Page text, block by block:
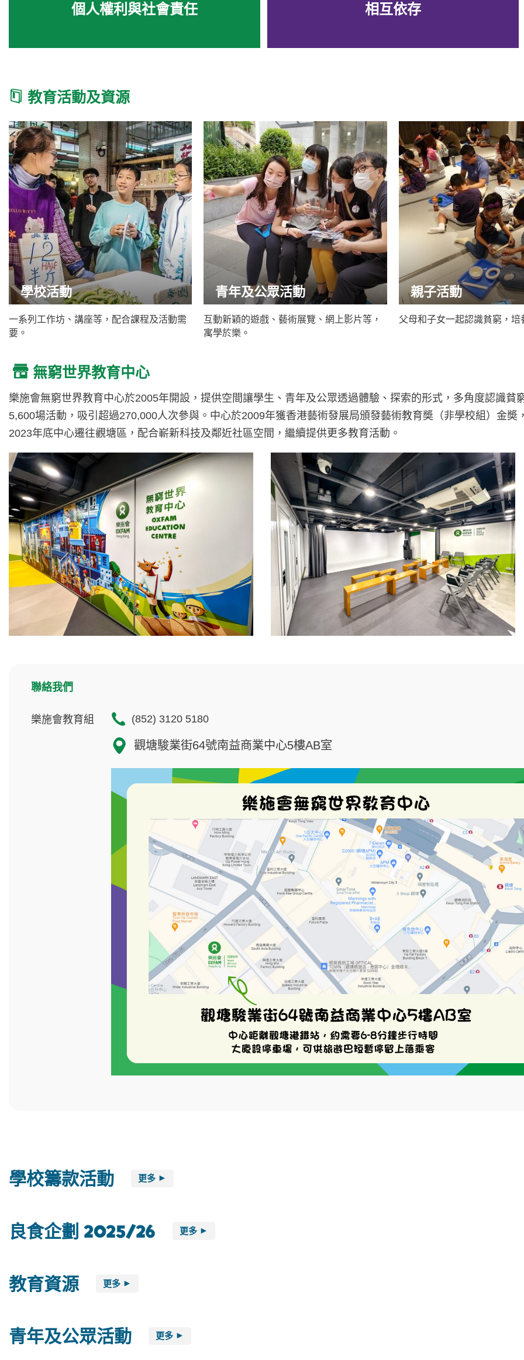
個人權利與社會責任
相互依存
教育活動及資源
學校活動
一系列工作坊、講座等，配合課程及活動需
要。
青年及公眾活動
互動新穎的遊戲、藝術展覽、網上影片等，
寓學於樂。
親子活動
父母和子女一起認識貧窮，培
無窮世界教育中心
樂施會無窮世界教育中心於2005年開設，提供空間讓學生、青年及公眾透過體驗、探索的形式，多角度認識
5,600場活動，吸引超過270,000人次參與。中心於2009年獲香港藝術發展局頒發藝術教育奬（非學校組）金奬
2023年底中心遷往觀塘區，配合嶄新科技及鄰近社區空間，繼續提供更多教育活動。
聯絡我們
樂施會教育組 (852) 3120 5180
觀塘駿業街64號南益商業中心5樓AB室
學校籌款活動 更多
良食企劃 2025/26 更多
教育資源 更多
青年及公眾活動 更多